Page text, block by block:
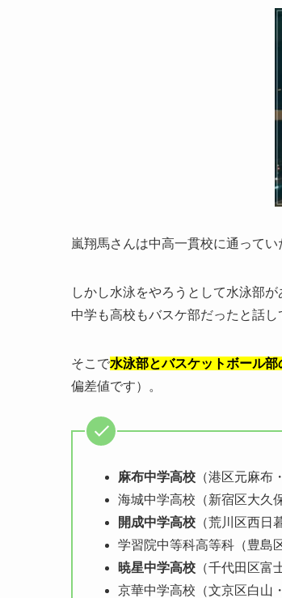
嵐翔馬さんは中高一貫校に通って
しかし水泳をやろうとして水泳部
中学も高校もバスケ部だったと話し
そこで水泳部とバスケットボール
偏差値です）。
麻布中学高校 （港区元麻布
海城中学高校（新宿区大久
開成中学高校 （荒川区西日
学習院中等科高等科（豊島
暁星中学高校 （千代田区富
京華中学高校（文京区白山